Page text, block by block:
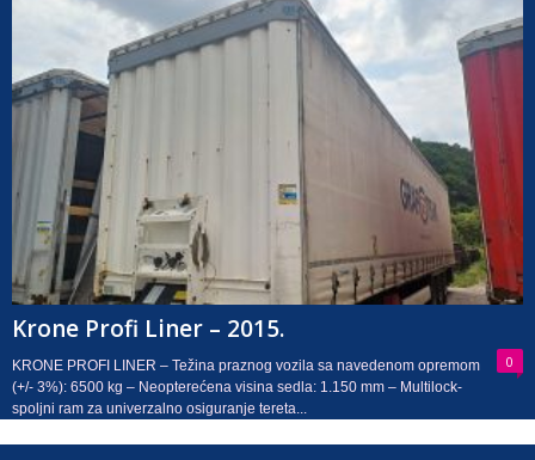
Krone Profi Liner – 2015.
0
KRONE PROFI LINER – Težina praznog vozila sa navedenom opremom
(+/- 3%): 6500 kg – Neopterećena visina sedla: 1.150 mm – Multilock-
spoljni ram za univerzalno osiguranje tereta...